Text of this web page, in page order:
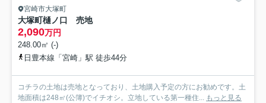
宮崎市大塚町
大塚町樋ノ口 売地
2,090万円
248.00㎡ (-)
日豊本線「宮崎」駅 徒歩44分
コチラの土地は売地となっており、土地購入予定の方にお勧めです。土
地面積は248㎡(公簿)でイチオシ。立地している第一種住... もっと見る